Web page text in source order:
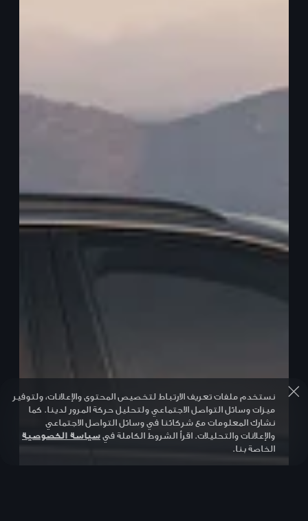
نستخدم ملفات تعريف الارتباط لتخصيص المحتوى والإعلانات، ولتوفير
ميزات وسائل التواصل الاجتماعي ولتحليل حركة المرور لدينا. كما
نشارك المعلومات مع شركائنا في وسائل التواصل الاجتماعي
والإعلانات والتحليلات. اقرأ الشروط الكاملة فيسياسة الخصوصية
الخاصة بنا.